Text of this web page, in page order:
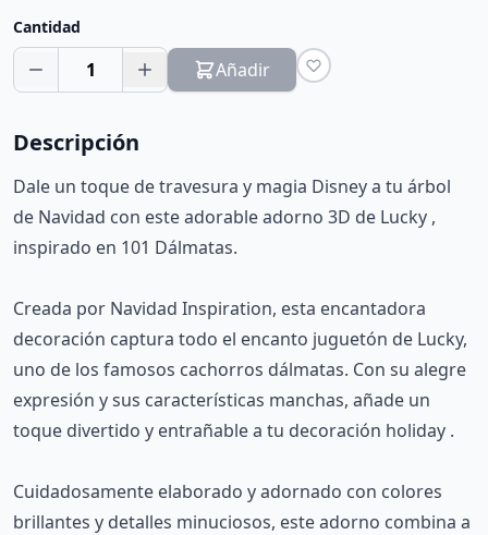
Cantidad
1 Añadir
Descripción
Dale un toque de travesura y magia Disney a tu árbol
de Navidad con este adorable adorno 3D de Lucky ,
inspirado en 101 Dálmatas.
Creada por Navidad Inspiration, esta encantadora
decoración captura todo el encanto juguetón de Lucky,
uno de los famosos cachorros dálmatas. Con su alegre
expresión y sus características manchas, añade un
toque divertido y entrañable a tu decoración holiday .
Cuidadosamente elaborado y adornado con colores
brillantes y detalles minuciosos, este adorno combina a